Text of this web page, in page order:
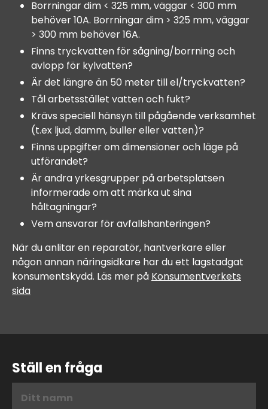
Borrningar dim < 325 mm, väggar < 300 mm
behöver 10A. Borrningar dim > 325 mm, väggar
> 300 mm behöver 16A.
Finns tryckvatten för sågning/borrning och
avlopp för kylvatten?
Är det längre än 50 meter till el/tryckvatten?
Tål arbetsstället vatten och fukt?
Krävs speciell hänsyn till pågående verksamhet
(t.ex ljud, damm, buller eller vatten)?
Finns uppgifter om dimensioner och läge på
utförandet?
Är andra yrkesgrupper på arbetsplatsen
informerade om att märka ut sina
håltagningar?
Vem ansvarar för avfallshanteringen?
När du anlitar en reparatör, hantverkare eller
någon annan näringsidkare har du ett lagstadgat
konsumentskydd. Läs mer på Konsumentverkets
sida
Ställ en fråga